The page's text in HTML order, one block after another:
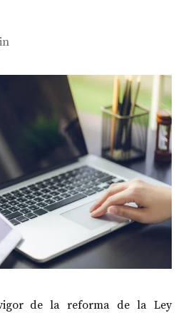
de la reforma de la Ley